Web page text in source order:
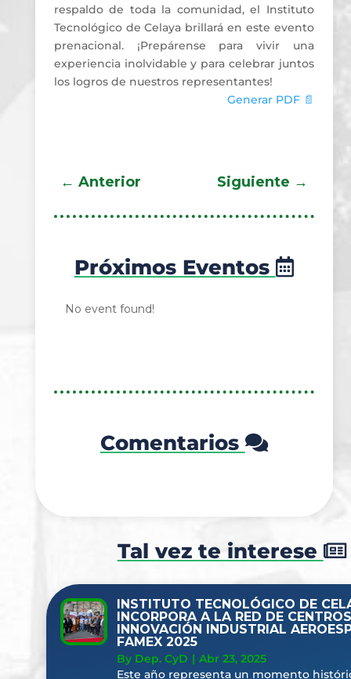
respaldo de toda la comunidad, el Instituto
Tecnológico de Celaya brillará en este evento
prenacional. ¡Prepárense para vivir una
experiencia inolvidable y para celebrar juntos
los logros de nuestros representantes!
Generar PDF 📄
← Anterior Siguiente →
Próximos Eventos
No event found!
Comentarios
Tal vez te interese
INSTITUTO TECNOLÓGICO DE
INCORPORA A LA RED DE
INNOVACIÓN INDUSTRIAL
FAMEX 2025
By Dep. CyD | Abr 23, 2025
Este año representa un momento